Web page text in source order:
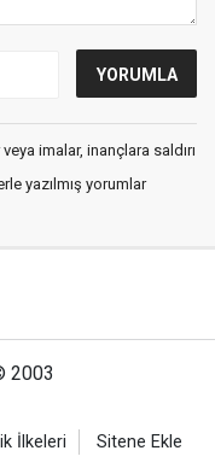
imalar, inançlara saldırı
yazılmış yorumlar
2003
İlkeleri Sitene Ekle